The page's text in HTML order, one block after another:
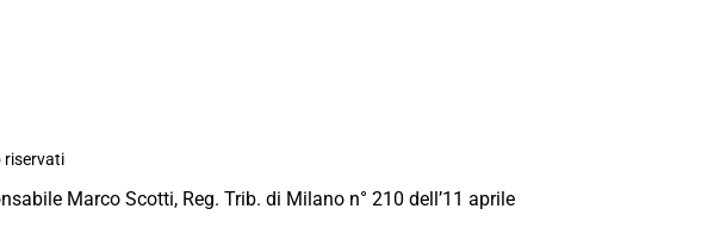
riservati
Marco Scotti, Reg. Trib. di Milano n° 210 dell’11 aprile